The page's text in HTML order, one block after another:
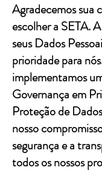
Agradecemos sua
escolher a SETA.
seus Dados
prioridade para
implementamos
Governança em
Proteção de
nosso
segurança e a
todos os nossos